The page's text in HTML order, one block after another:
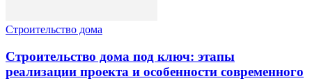
Строительство дома
Строительство дома под ключ: этапы
реализации проекта и особенности современного